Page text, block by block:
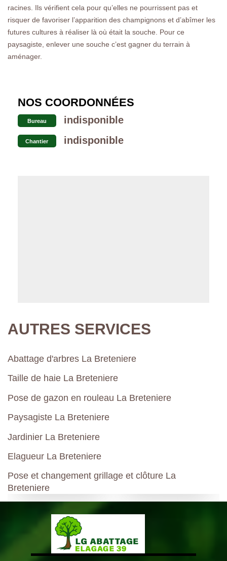
racines. Ils vérifient cela pour qu’elles ne pourrissent pas et
risquer de favoriser l’apparition des champignons et d’abîmer les
futures cultures à réaliser là où était la souche. Pour ce
paysagiste, enlever une souche c’est gagner du terrain à
aménager.
NOS COORDONNÉES
Bureau indisponible
Chantier indisponible
AUTRES SERVICES
Abattage d'arbres La Breteniere
Taille de haie La Breteniere
Pose de gazon en rouleau La Breteniere
Paysagiste La Breteniere
Jardinier La Breteniere
Elagueur La Breteniere
Pose et changement grillage et clôture La
Breteniere